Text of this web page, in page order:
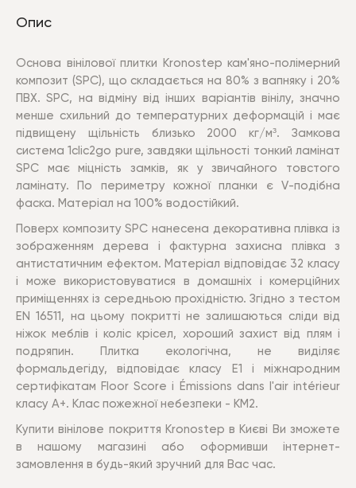
Опис
Основа вінілової плитки Kronostep кам'яно-полімерний
композит (SPC), що складається на 80% з вапняку і 20%
ПВХ. SPC, на відміну від інших варіантів вінілу, значно
менше схильний до температурних деформацій і має
підвищену щільність близько 2000 кг/м³. Замкова
система 1clic2go pure, завдяки щільності тонкий ламінат
SPC має міцність замків, як у звичайного товстого
ламінату. По периметру кожної планки є V-подібна
фаска. Матеріал на 100% водостійкий.
Поверх композиту SPC нанесена декоративна плівка із
зображенням дерева і фактурна захисна плівка з
антистатичним ефектом. Матеріал відповідає 32 класу
і може використовуватися в домашніх і комерційних
приміщеннях із середньою прохідністю. Згідно з тестом
EN 16511, на цьому покритті не залишаються сліди від
ніжок меблів і коліс крісел, хороший захист від плям і
подряпин. Плитка екологічна, не виділяє
формальдегіду, відповідає класу E1 і міжнародним
сертифікатам Floor Score і Émissions dans l'air intérieur
класу A+. Клас пожежної небезпеки - КМ2.
Купити вінілове покриття Kronostepв Києві Ви зможете
в нашому магазині або оформивши інтернет-
замовлення в будь-який зручний для Вас час.